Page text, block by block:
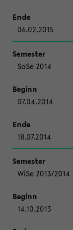
06.02.2015
SoSe 2014
07.04.2014
18.07.2014
WiSe 2013/2014
14.10.2013